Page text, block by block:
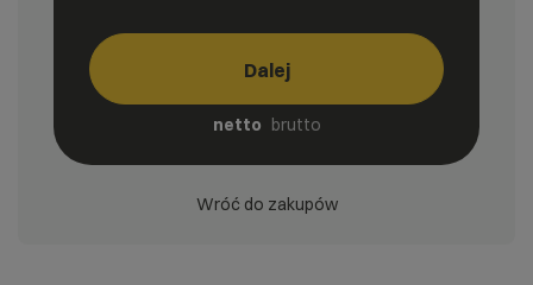
Dalej
netto brutto
Wróć do zakupów